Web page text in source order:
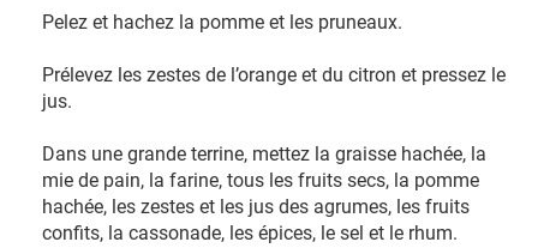
Pelez et hachez la pomme et les pruneaux.
Prélevez les zestes de l’orange et du citron et pressez le
jus.
Dans une grande terrine, mettez la graisse hachée, la
mie de pain, la farine, tous les fruits secs, la pomme
hachée, les zestes et les jus des agrumes, les fruits
confits, la cassonade, les épices, le sel et le rhum.